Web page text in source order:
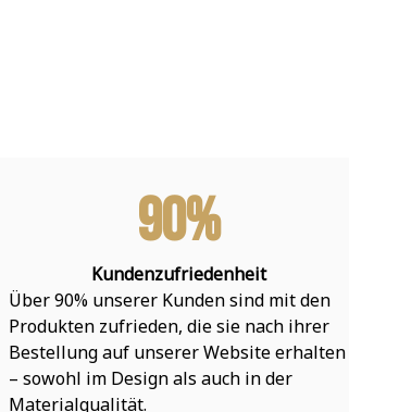
90%
Kundenzufriedenheit
Über 90% unserer Kunden sind mit den
Produkten zufrieden, die sie nach ihrer
Bestellung auf unserer Website erhalten
– sowohl im Design als auch in der
Materialqualität.